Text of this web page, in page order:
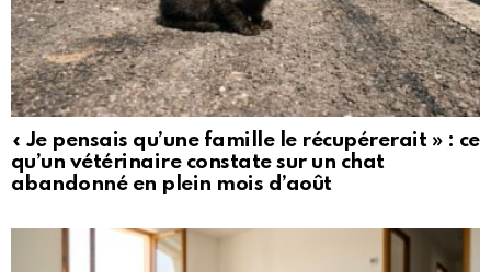
« Je pensais qu’une famille le récupérerait » : ce
qu’un vétérinaire constate sur un chat
abandonné en plein mois d’août